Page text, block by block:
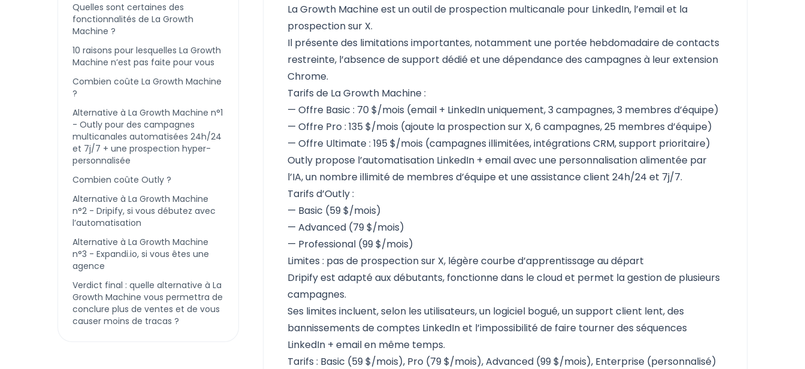
Quelles sont certaines des
fonctionnalités de La Growth
Machine ?
10 raisons pour lesquelles La Growth
Machine n’est pas faite pour vous
Combien coûte La Growth Machine
?
Alternative à La Growth Machine n°1
- Outly pour des campagnes
multicanales automatisées 24h/24
et 7j/7 + une prospection hyper-
personnalisée
Combien coûte Outly ?
Alternative à La Growth Machine
n°2 - Dripify, si vous débutez avec
l’automatisation
Alternative à La Growth Machine
n°3 - Expandi.io, si vous êtes une
agence
Verdict final : quelle alternative à La
Growth Machine vous permettra de
conclure plus de ventes et de vous
causer moins de tracas ?
La Growth Machine est un outil de prospection multicanale pour LinkedIn, l’email et la
prospection sur X.
Il présente des limitations importantes, notamment une portée hebdomadaire de contacts
restreinte, l’absence de support dédié et une dépendance des campagnes à leur extension
Chrome.
Tarifs de La Growth Machine :
— Offre Basic : 70 $/mois (email + LinkedIn uniquement, 3 campagnes, 3 membres d’équipe)
— Offre Pro : 135 $/mois (ajoute la prospection sur X, 6 campagnes, 25 membres d’équipe)
— Offre Ultimate : 195 $/mois (campagnes illimitées, intégrations CRM, support prioritaire)
Outly propose l’automatisation LinkedIn + email avec une personnalisation alimentée par
l’IA, un nombre illimité de membres d’équipe et une assistance client 24h/24 et 7j/7.
Tarifs d’Outly :
— Basic (59 $/mois)
— Advanced (79 $/mois)
— Professional (99 $/mois)
Limites : pas de prospection sur X, légère courbe d’apprentissage au départ
Dripify est adapté aux débutants, fonctionne dans le cloud et permet la gestion de plusieurs
campagnes.
Ses limites incluent, selon les utilisateurs, un logiciel bogué, un support client lent, des
bannissements de comptes LinkedIn et l’impossibilité de faire tourner des séquences
LinkedIn + email en même temps.
Tarifs : Basic (59 $/mois), Pro (79 $/mois), Advanced (99 $/mois), Enterprise (personnalisé)